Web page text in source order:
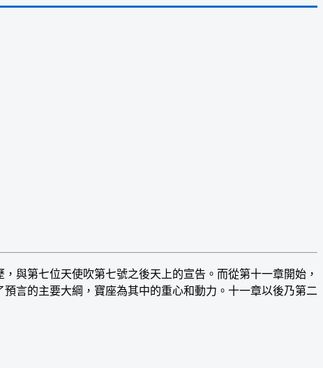
第七位天使吹第七號之後天上的宣告。而從第十一章開始，
言的主要大綱，寶座為其中的重心和動力。十一章以後乃第二